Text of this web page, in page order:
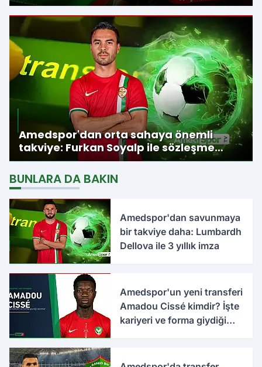
Amedspor'dan orta sahaya önemli
takviye: Furkan Soyalp ile sözleşme
imzalandı
BUNLARA DA BAKIN
Amedspor'dan savunmaya
bir takviye daha: Lumbardh
Dellova ile 3 yıllık imza
Amedspor'un yeni transferi
Amadou Cissé kimdir? İşte
kariyeri ve forma giydiği